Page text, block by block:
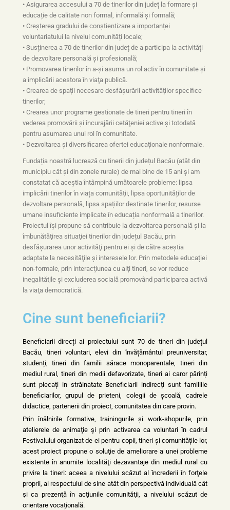
• Asigurarea accesului a 70 de tinerilor din județ la formare și
educație de calitate non formal, informală și formală;
• Creșterea gradului de conștientizare a importanței
voluntariatului la nivelul comunități locale;
• Susținerea a 70 de tinerilor din județ de a participa la activități
de dezvoltare personală și profesională;
• Promovarea tinerilor în a-și asuma un rol activ în comunitate şi
a implicării acestora în viaţa publică.
• Crearea de spații necesare desfășurării activităților specifice
tinerilor;
• Crearea unor programe gestionate de tineri pentru tineri în
vederea promovării şi încurajării cetăţeniei active şi totodată
pentru asumarea unui rol în comunitate.
• Dezvoltarea și diversificarea ofertei educaționale nonformale.
Fundația noastră lucrează cu tinerii din județul Bacău (atât din
municipiu cât și din zonele rurale) de mai bine de 15 ani și am
constatat că aceștia întâmpină umătoarele probleme: lipsa
implicării tinerilor în viața comunității, lipsa oportunităților de
dezvoltare personală, lipsa spațiilor destinate tinerilor, resurse
umane insuficiente implicate în educația nonformală a tinerilor.
Proiectul îşi propune să contribuie la dezvoltarea personală şi la
îmbunătăţirea situaţiei tinerilor din județul Bacău, prin
desfăşurarea unor activităţi pentru ei și de către aceştia
adaptate la necesităţile şi interesele lor. Prin metodele educației
non-formale, prin interacţiunea cu alţi tineri, se vor reduce
inegalităţile şi excluderea socială promovând participarea activă
la viaţa democratică.
Cine sunt beneficiarii?
Beneficiarii direcți ai proiectului sunt 70 de tineri din județul
Bacău, tineri voluntari, elevi din învățământul preuniversitar,
studenți, tineri din familii sărace monoparentale, tineri din
mediul rural, tineri din medii defavorizate, tineri ai caror părinți
sunt plecați in străinatate Beneficiarii indirecți sunt familiile
beneficiarilor, grupul de prieteni, colegii de școală, cadrele
didactice, partenerii din proiect, comunitatea din care provin.
Prin înâlnirile formative, trainingurile și work-shopurile, prin
atelierele de animaţie şi prin activarea ca voluntari în cadrul
Festivalului organizat de ei pentru copii, tineri și comunitățile lor,
acest proiect propune o soluţie de ameliorare a unei probleme
existente în anumite localităţi dezavantaje din mediul rural cu
privire la tineri: aceea a nivelului scăzut al încrederii în forţele
proprii, al respectului de sine atât din perspectivă individuală cât
şi ca prezenţă în acţiunile comunităţii, a nivelului scăzut de
orientare vocațională.